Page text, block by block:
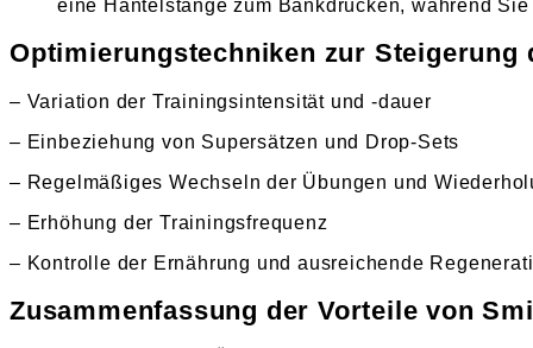
eine Hantelstange zum Bankdrücken, während
Optimierungstechniken zur Steigerung
– Variation der Trainingsintensität und -dauer
– Einbeziehung von Supersätzen und Drop-Sets
– Regelmäßiges Wechseln der Übungen und
– Erhöhung der Trainingsfrequenz
– Kontrolle der Ernährung und ausreichende
Zusammenfassung der Vorteile von